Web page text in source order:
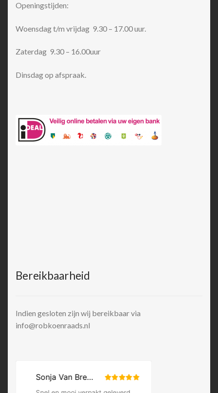
Openingstijden:
Woensdag t/m vrijdag 9.30 – 17.00 uur.
Zaterdag 9.30 – 16.00uur
Dinsdag op afspraak.
Bereikbaarheid
Indien gesloten zijn wij bereikbaar via
info@robkoenraads.nl